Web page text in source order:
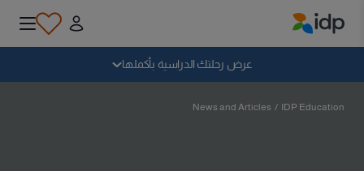
عرض رحلتك الدراسية بأكملها
لماذا الدراسة بالخارج؟
سقوط
IDP Education
/
News and Articles